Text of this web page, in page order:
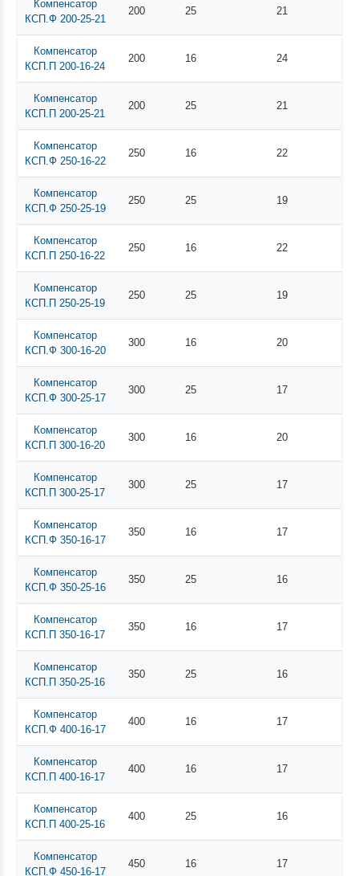
Компенсатор
КСП.Ф 200-25-21
200 25 21
Компенсатор
КСП.П 200-16-24
200 16 24
Компенсатор
КСП.П 200-25-21
200 25 21
Компенсатор
КСП.Ф 250-16-22
250 16 22
Компенсатор
КСП.Ф 250-25-19
250 25 19
Компенсатор
КСП.П 250-16-22
250 16 22
Компенсатор
КСП.П 250-25-19
250 25 19
Компенсатор
КСП.Ф 300-16-20
300 16 20
Компенсатор
КСП.Ф 300-25-17
300 25 17
Компенсатор
КСП.П 300-16-20
300 16 20
Компенсатор
КСП.П 300-25-17
300 25 17
Компенсатор
КСП.Ф 350-16-17
350 16 17
Компенсатор
КСП.Ф 350-25-16
350 25 16
Компенсатор
КСП.П 350-16-17
350 16 17
Компенсатор
КСП.П 350-25-16
350 25 16
Компенсатор
КСП.Ф 400-16-17
400 16 17
Компенсатор
КСП.П 400-16-17
400 16 17
Компенсатор
КСП.П 400-25-16
400 25 16
Компенсатор
КСП.Ф 450-16-17
450 16 17